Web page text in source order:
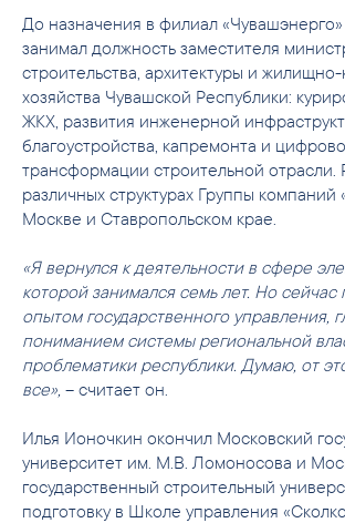
До назначения в филиал
занимал должность заместителя
строительства, архитектуры и
хозяйства Чувашской Республики:
ЖКХ, развития инженерной
благоустройства, капремонта и
трансформации строительной отрасли.
различных структурах Группы компаний
Москве и Ставропольском крае.
«Я вернулся к деятельности в сфере
которой занимался семь лет. Но
опытом государственного управления,
пониманием системы региональной
проблематики республики. Думаю, от
все», – считает он.
Илья Ионочкин окончил Московский
университет им. М.В. Ломоносова и
государственный строительный
подготовку в Школе управления